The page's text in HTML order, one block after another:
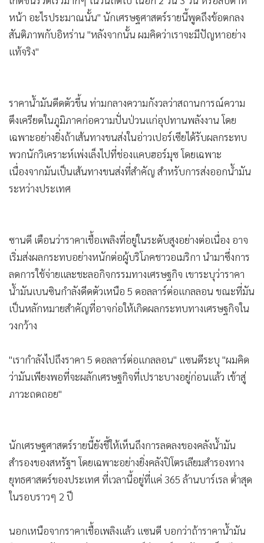
• Celeb Online
• Factcheck
ญี่ปุ่น
เขากล่าวต่อว่าตลาดการเงินหวังว่าการผ่าทางตันด้านการทูตกับ
อิหร่าน จะช่วยคลายแรงกดดันที่มีต่อตลาดพลังงานและพลิก
กลับแนวโน้มราคาน้ำมันที่พุ่งสูงขึ้นเมื่อเร็วๆนี้ "มันจำเป็นต้อง
สันติภาพกับอิหร่าน "หลังจากนั้น ผมคิดว่าเราจะมีปัญหาอย่าง
แท้จริง"
ราคาน้ำมันดีดตัวขึ้น ท่ามกลางความกังวลว่าสถานการณ์ความ
ตึงเครียดในภูมิภาคก่อความปั่นป่วนแก่อุปทานพลังงาน โดย
เนื่องจากมันเป็นเส้นทางขนส่งที่สำคัญ สำหรับการส่งออกน้ำมัน
ระหว่างประเทศ
ซานดี เตือนว่าราคาเชื้อเพลิงที่อยู่ในระดับสูงอย่างต่อเนื่อง อาจ
เริ่มส่งผลกระทบอย่างหนักต่อผู้บริโภคชาวอเมริกา นำมาซึ่งการ
น้ำมันเบนซินกำลังดีดตัวเหนือ 5 ดอลลาร์ต่อแกลลอน ขณะที่มัน
เป็นหลักหมายสำคัญที่อาจก่อให้เกิดผลกระทบทางเศรษฐกิจใน
วงกว้าง
ว่ามันเพียงพอที่จะผลักเศรษฐกิจที่เปราะบางอยู่ก่อนแล้ว เข้าสู่
ภาวะถดถอย"
สำรองของสหรัฐฯ โดยเฉพาะอย่างยิ่งคลังปิโตรเลียมสำรองทาง